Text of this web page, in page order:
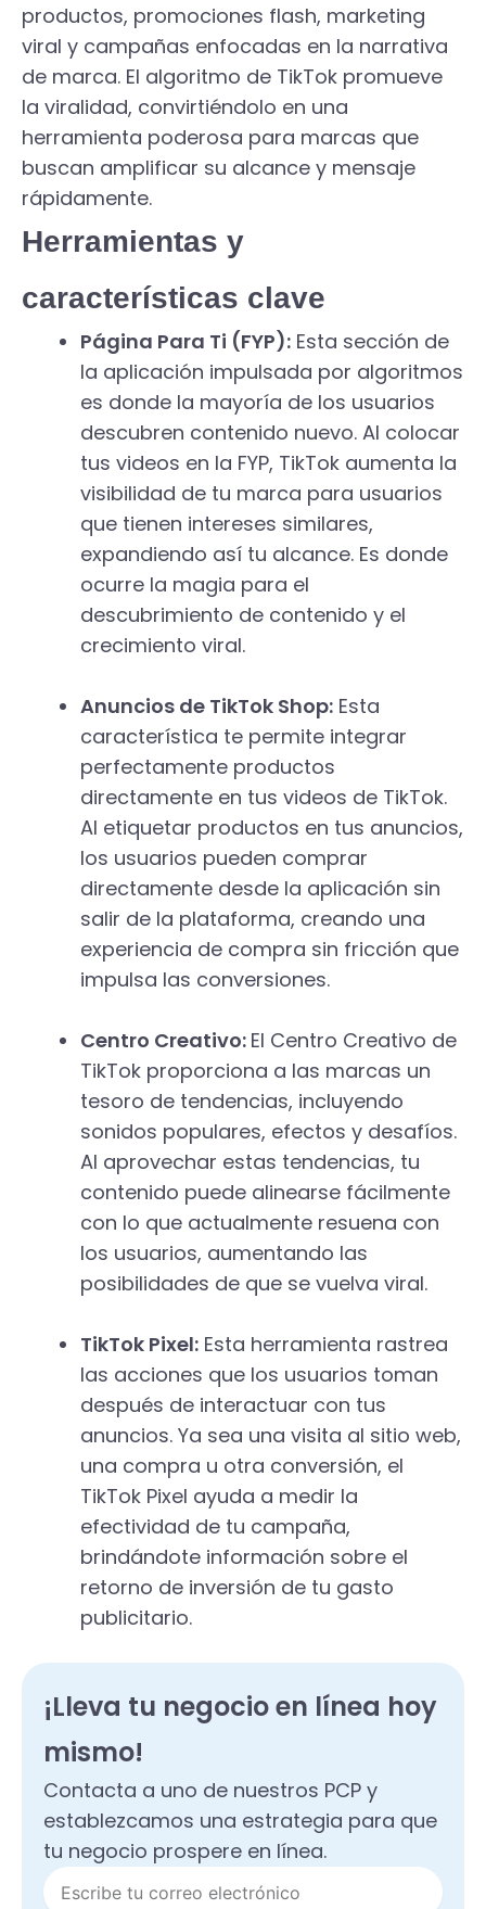
productos, promociones flash, marketing
viral y campañas enfocadas en la narrativa
de marca. El algoritmo de TikTok promueve
la viralidad, convirtiéndolo en una
herramienta poderosa para marcas que
buscan amplificar su alcance y mensaje
rápidamente.
Herramientas y
características clave
Página Para Ti (FYP): Esta sección de
la aplicación impulsada por algoritmos
es donde la mayoría de los usuarios
descubren contenido nuevo. Al colocar
tus videos en la FYP, TikTok aumenta la
visibilidad de tu marca para usuarios
que tienen intereses similares,
expandiendo así tu alcance. Es donde
ocurre la magia para el
descubrimiento de contenido y el
crecimiento viral.
Anuncios de TikTok Shop: Esta
característica te permite integrar
perfectamente productos
directamente en tus videos de TikTok.
Al etiquetar productos en tus anuncios,
los usuarios pueden comprar
directamente desde la aplicación sin
salir de la plataforma, creando una
experiencia de compra sin fricción que
impulsa las conversiones.
Centro Creativo: El Centro Creativo de
TikTok proporciona a las marcas un
tesoro de tendencias, incluyendo
sonidos populares, efectos y desafíos.
Al aprovechar estas tendencias, tu
contenido puede alinearse fácilmente
con lo que actualmente resuena con
los usuarios, aumentando las
posibilidades de que se vuelva viral.
TikTok Pixel: Esta herramienta rastrea
las acciones que los usuarios toman
después de interactuar con tus
anuncios. Ya sea una visita al sitio web,
una compra u otra conversión, el
TikTok Pixel ayuda a medir la
efectividad de tu campaña,
brindándote información sobre el
retorno de inversión de tu gasto
publicitario.
¡Lleva tu negocio en línea hoy
mismo!
Contacta a uno de nuestros PCP y
establezcamos una estrategia para que
tu negocio prospere en línea.